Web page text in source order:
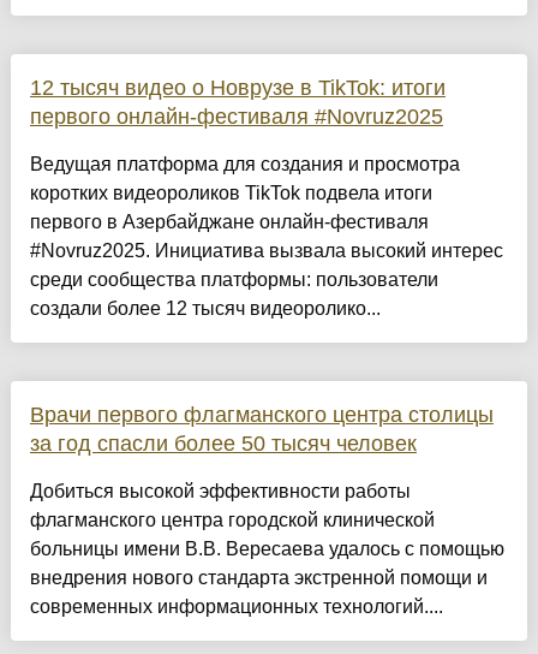
12 тысяч видео о Новрузе в TikTok: итоги
первого онлайн-фестиваля #Novruz2025
Ведущая платформа для создания и просмотра
коротких видеороликов TikTok подвела итоги
первого в Азербайджане онлайн-фестиваля
#Novruz2025. Инициатива вызвала высокий интерес
среди сообщества платформы: пользователи
создали более 12 тысяч видеоролико...
Врачи первого флагманского центра столицы
за год спасли более 50 тысяч человек
Добиться высокой эффективности работы
флагманского центра городской клинической
больницы имени В.В. Вересаева удалось с помощью
внедрения нового стандарта экстренной помощи и
современных информационных технологий....